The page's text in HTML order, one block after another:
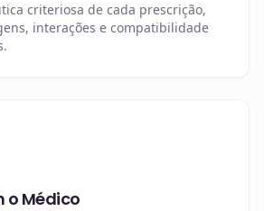
criteriosa de cada prescrição,
interações e compatibilidade
o Médico